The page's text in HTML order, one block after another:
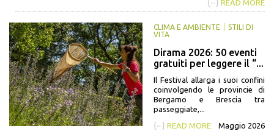
{···} READ MORE
CLIMA E AMBIENTE
STILI DI
VITA
Dirama 2026: 50 eventi
gratuiti per leggere il “...
Il Festival allarga i suoi confini
coinvolgendo le provincie di
Bergamo e Brescia tra
passeggiate,...
{···} READ MORE Maggio 2026